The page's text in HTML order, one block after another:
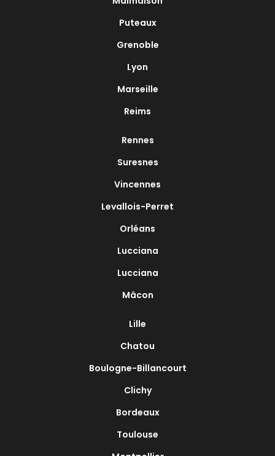
Puteaux
Grenoble
Lyon
Marseille
Reims
Rennes
Suresnes
Vincennes
Levallois-Perret
Orléans
Lucciana
Lucciana
Mâcon
Lille
Chatou
Boulogne-Billancourt
Clichy
Bordeaux
Toulouse